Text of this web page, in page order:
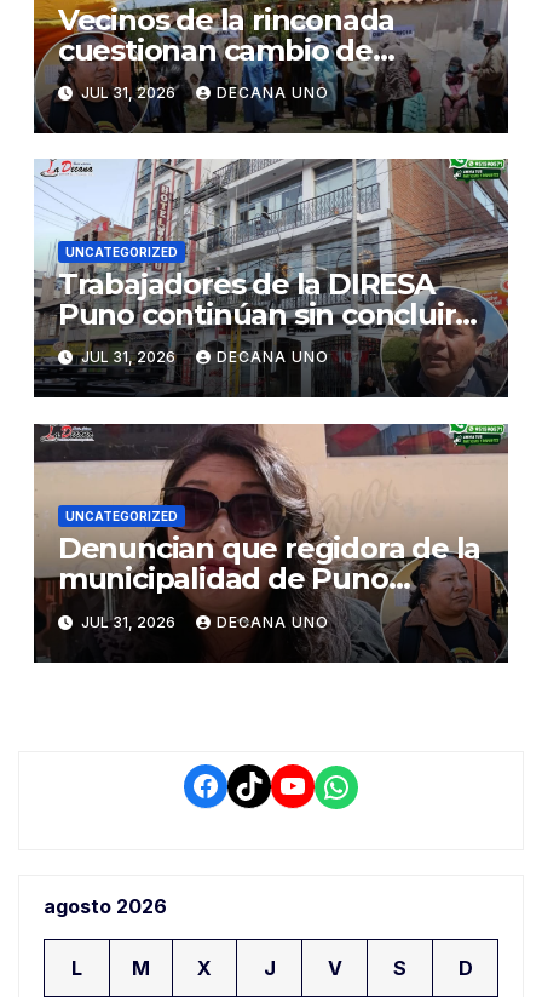
Vecinos de la rinconada
cuestionan cambio de
decisión sobre certificado de
posesión otorgado a centro
de salud
JUL 31, 2026 DECANA UNO
UNCATEGORIZED
Trabajadores de la DIRESA
Puno continúan sin concluir
su instalación en nuevos
locales
JUL 31, 2026 DECANA UNO
UNCATEGORIZED
Denuncian que regidora de la
municipalidad de Puno
habría solicitado paralizar
obra de pavimentación en la
rinconada Salcedo
JUL 31, 2026 DECANA UNO
Facebook
TikTokYouTube
WhatsApp
agosto 2026
L M X J V S D